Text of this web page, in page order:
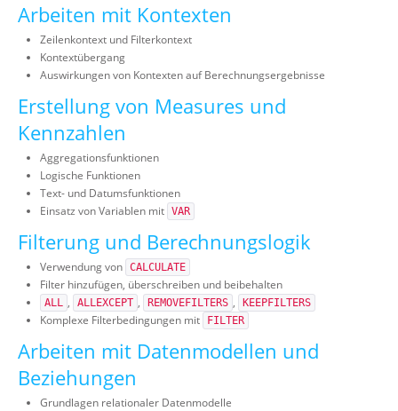
Arbeiten mit Kontexten
Zeilenkontext und Filterkontext
Kontextübergang
Auswirkungen von Kontexten auf Berechnungsergebnisse
Erstellung von Measures und
Kennzahlen
Aggregationsfunktionen
Logische Funktionen
Text- und Datumsfunktionen
Einsatz von Variablen mit VAR
Filterung und Berechnungslogik
Verwendung von CALCULATE
Filter hinzufügen, überschreiben und beibehalten
ALL , ALLEXCEPT , REMOVEFILTERS , KEEPFILTERS
Komplexe Filterbedingungen mit FILTER
Arbeiten mit Datenmodellen und
Beziehungen
Grundlagen relationaler Datenmodelle